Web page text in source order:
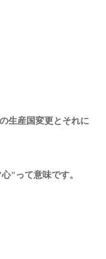
生産国変更とそれに
"って意味です。